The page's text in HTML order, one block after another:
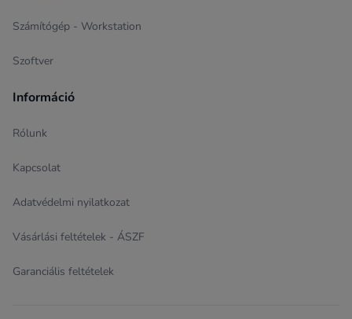
Számítógép - Workstation
Szoftver
Információ
Rólunk
Kapcsolat
Adatvédelmi nyilatkozat
Vásárlási feltételek - ÁSZF
Garanciális feltételek